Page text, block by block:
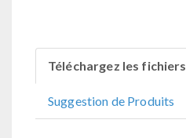
Téléchargez les fichiers
Suggestion de Produits